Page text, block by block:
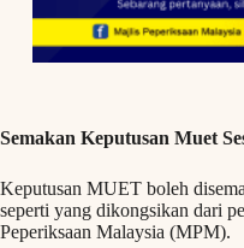
Semakan Keputusan Muet
Keputusan MUET boleh
seperti yang dikongsikan dari
Peperiksaan Malaysia (MPM).